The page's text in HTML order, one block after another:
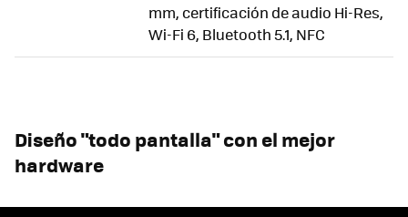
mm, certificación de audio Hi-Res,
Wi-Fi 6, Bluetooth 5.1, NFC
Diseño "todo pantalla" con el mejor
hardware